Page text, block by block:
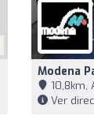
Modena
10,8km,
Ver